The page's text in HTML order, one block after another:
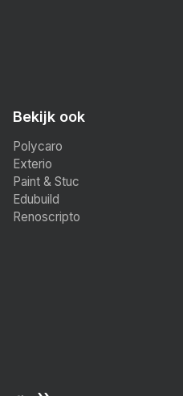
Bekijk ook
Polycaro
Exterio
Paint & Stuc
Edubuild
Renoscripto